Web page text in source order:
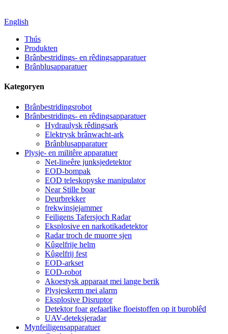
English
Thús
Produkten
Brânbestridings- en rêdingsapparatuer
Brânblusapparatuer
Kategoryen
Brânbestridingsrobot
Brânbestridings- en rêdingsapparatuer
Hydraulysk rêdingsark
Elektrysk brânwacht-ark
Brânblusapparatuer
Plysje- en militêre apparatuer
Net-lineêre junksjedetektor
EOD-bompak
EOD teleskopyske manipulator
Near Stille boar
Deurbrekker
frekwinsjejammer
Feiligens Tafersjoch Radar
Eksplosive en narkotikadetektor
Radar troch de muorre sjen
Kûgelfrije helm
Kûgelfrij fest
EOD-arkset
EOD-robot
Akoestysk apparaat mei lange berik
Plysjeskerm mei alarm
Eksplosive Disruptor
Detektor foar gefaarlike floeistoffen op it buroblêd
UAV-deteksjeradar
Mynfeiligensapparatuer